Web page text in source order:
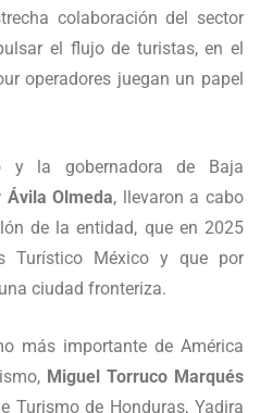
colaboración del sector
el flujo de turistas, en el
operadores juegan un papel
y la gobernadora de Baja
Ávila Olmeda, llevaron a cabo
de la entidad, que en 2025
Turístico México y que por
ciudad fronteriza.
más importante de América
Miguel Torruco Marqués
Turismo de Honduras, Yadira